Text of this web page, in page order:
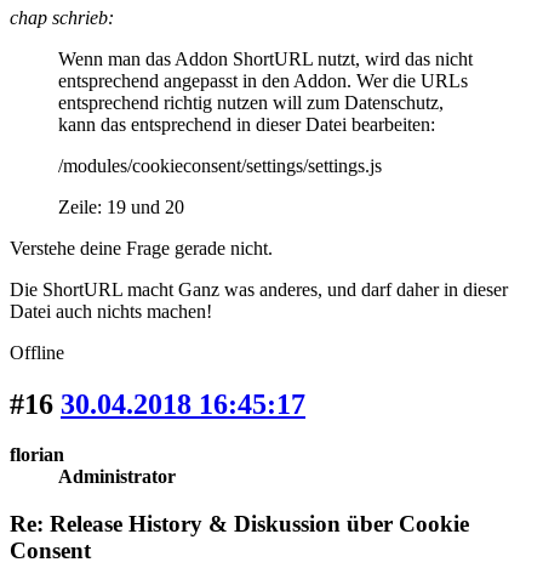
chap schrieb:
Wenn man das Addon ShortURL nutzt, wird das nicht
entsprechend angepasst in den Addon. Wer die URLs
entsprechend richtig nutzen will zum Datenschutz,
kann das entsprechend in dieser Datei bearbeiten:
/modules/cookieconsent/settings/settings.js
Zeile: 19 und 20
Verstehe deine Frage gerade nicht.
Die ShortURL macht Ganz was anderes, und darf daher in dieser
Datei auch nichts machen!
Offline
#16 30.04.2018 16:45:17
florian
Administrator
Re: Release History & Diskussion über Cookie
Consent